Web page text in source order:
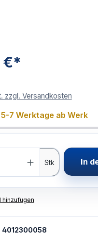
€*
zzgl. Versandkosten
7 Werktage ab Werk
Stk
In
hinzufügen
4012300058